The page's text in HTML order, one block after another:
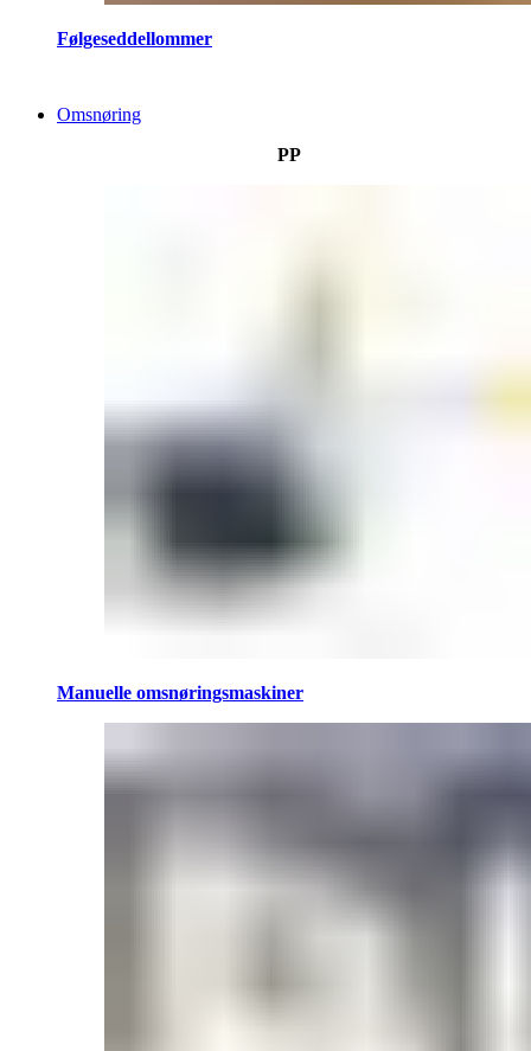
Følgeseddellommer
Omsnøring
PP
Manuelle omsnøringsmaskiner